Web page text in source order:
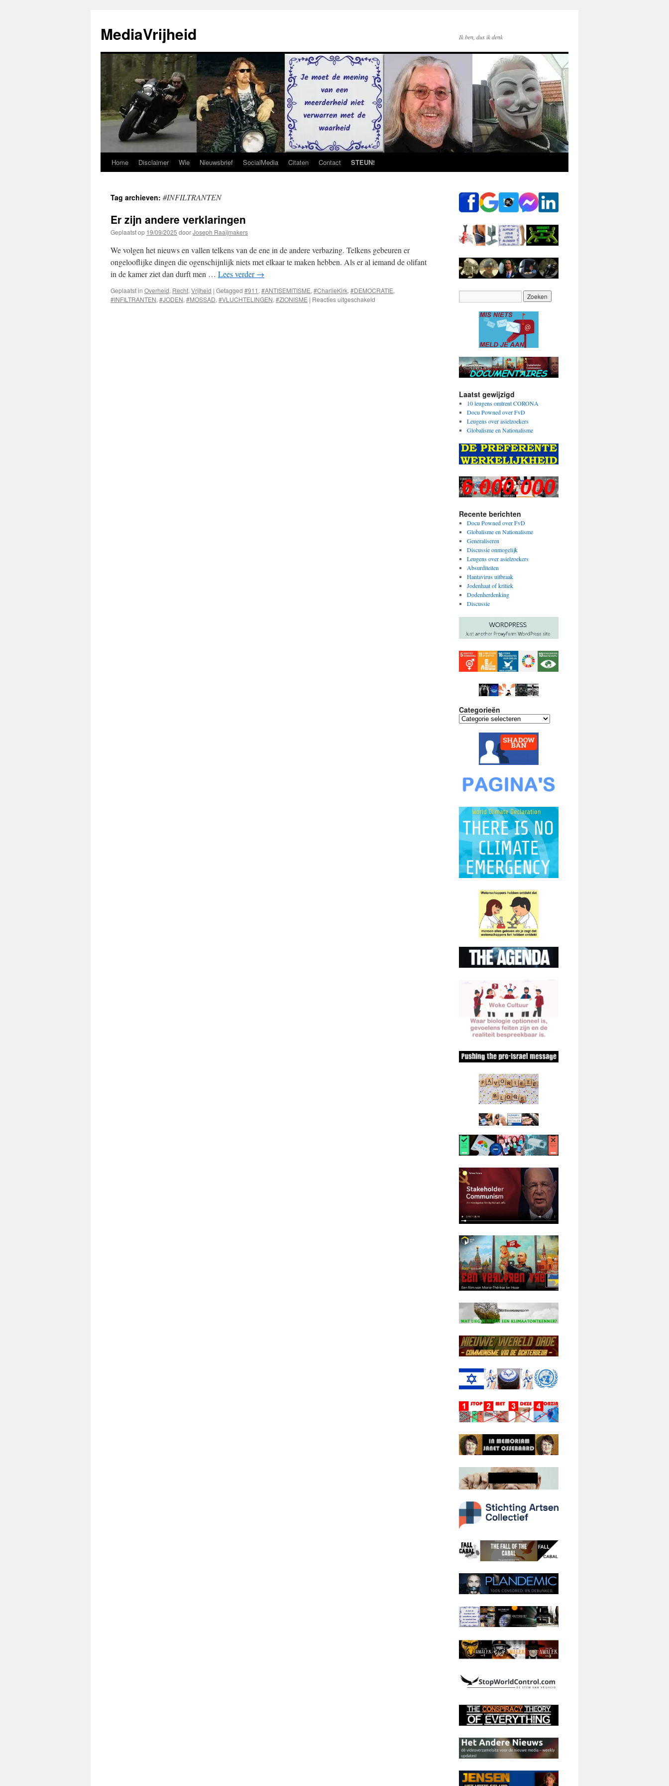
de
inhoud
MediaVrijheid Ik ben, dus ik denk
Home Disclaimer Wie Nieuwsbrief SocialMedia Citaten Contact STEUN!
Tag archieven: #INFILTRANTEN
Er zijn andere verklaringen
Geplaatst op 19/09/2025 doorJoseph Raaijmakers
We volgen het nieuws en vallen telkens van de ene in de andere verbazing. Telkens gebeuren er
ongelooflijke dingen die ogenschijnlijk niets met elkaar te maken hebben. Als er al iemand de olifant
in de kamer ziet dan durft men … Lees verder→
Geplaatst in Overheid, Recht, Vrijheid | Getagged #911 , #ANTISEMITISME, #CharlieKirk, #DEMOCRATIE,
#INFILTRANTEN, #JODEN, #MOSSAD, #VLUCHTELINGEN, #ZIONISME | Reacties uitgeschakeld
Laatst gewijzigd
10 leugens omtrent CORONA
Docu Powned over FvD
Leugens over asielzoekers
Globalisme en Nationalisme
Recente berichten
Docu Powned over FvD
Globalisme en Nationalisme
Generaliseren
Discussie onmogelijk
Leugens over asielzoekers
Absurditeiten
Hantavirus uitbraak
Jodenhaat of kritiek
Dodenherdenking
Discussie
Categorieën
Categorieën